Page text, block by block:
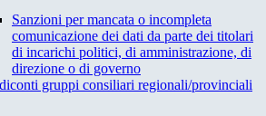
Sanzioni per mancata o incompleta
comunicazione dei dati da parte dei titolari
di incarichi politici, di amministrazione, di
direzione o di governo
gruppi consiliari regionali/provinciali